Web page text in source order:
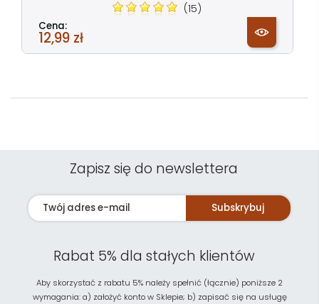
(15)
Cena:
12,99 zł
Zapisz się do newslettera
Subskrybuj
Rabat 5% dla stałych klientów
Aby skorzystać z rabatu 5% należy spełnić (łącznie) poniższe 2
wymagania: a) założyć konto w Sklepie; b) zapisać się na usługę